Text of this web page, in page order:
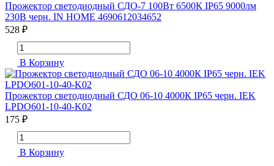
Прожектор светодиодный СДО-7 100Вт 6500К IP65 9000лм
230В черн. IN HOME 4690612034652
528 ₽
В Корзину
Прожектор светодиодный СДО 06-10 4000К IP65 черн. IEK
LPDO601-10-40-K02
175 ₽
В Корзину